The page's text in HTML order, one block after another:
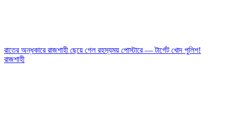
রাতের অন্ধকারে রাজশাহী ছেয়ে গেল রহস্যময় পোস্টারে — টার্গেট খোদ পুলিশ!
রাজশাহী